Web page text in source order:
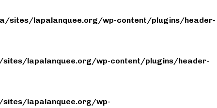
sites/lapalanquee.org/wp-content/plugins/header-
lapalanquee.org/wp-content/plugins/header-
lapalanquee.org/wp-